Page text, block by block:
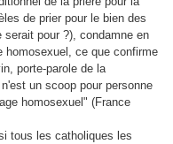
de prier pour le bien des
pour ?), condamne en
homosexuel, ce que confirme
porte-parole de la
un scoop pour personne
homosexuel" (France
tous les catholiques les